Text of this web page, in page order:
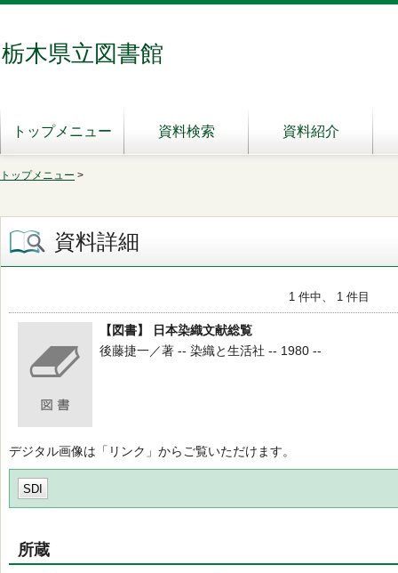
栃木県立図書館
トップメニュー 資料検索 資料紹介
トップメニュー >
資料詳細
1 件中、 1 件目
【図書】 日本染織文献総覧
後藤捷一／著 -- 染織と生活社 -- 1980 --
デジタル画像は「リンク」からご覧いただけます。
SDI
所蔵